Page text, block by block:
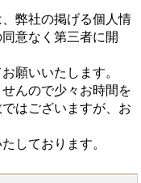
弊社の掲げる個人情
意なく第三者に開
願いいたします。
んので少々お時間を
はございますが、お
しております。